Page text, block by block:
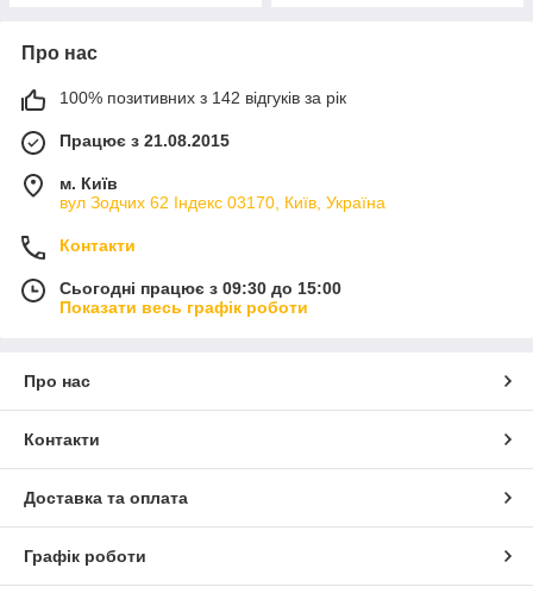
Про нас
100% позитивних з 142 відгуків за рік
Працює з 21.08.2015
м. Київ
вул Зодчих 62 Індекс 03170, Київ, Україна
Контакти
Сьогодні працює з 09:30 до 15:00
Показати весь графік роботи
Про нас
Контакти
Доставка та оплата
Графік роботи